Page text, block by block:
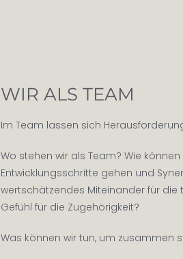
WIR ALS TEAM
Im Team lassen sich
Wo stehen wir als Team? Wie
Entwicklungsschritte gehen und
wertschätzendes Miteinander für die
Gefühl für die Zugehörigkeit?
Was können wir tun, um zusammen